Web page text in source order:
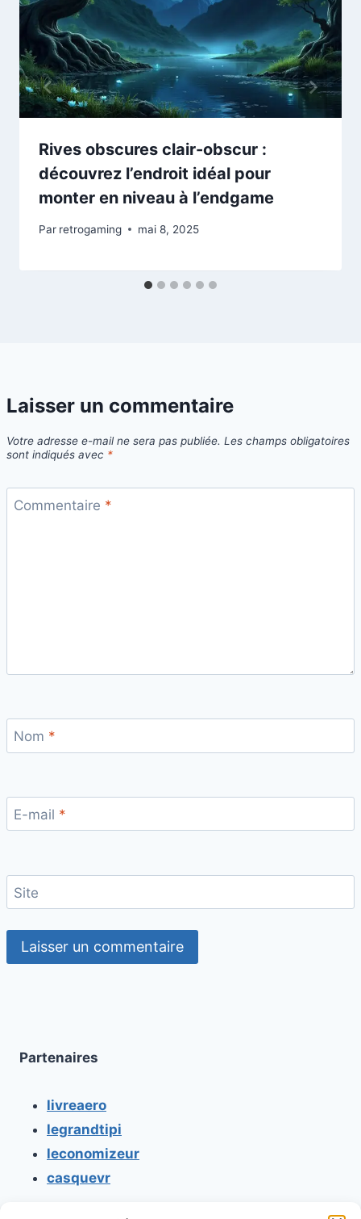
Rives obscures clair-obscur :
découvrez l’endroit idéal pour
monter en niveau à l’endgame
Par retrogaming mai 8, 2025
Laisser un commentaire
Votre adresse e-mail ne sera pas publiée. Les champs obligatoires
sont indiqués avec *
Commentaire *
Nom *
E-mail *
Site
Partenaires
livreaero
legrandtipi
leconomizeur
casquevr